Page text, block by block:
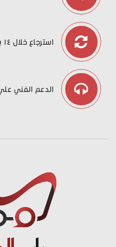
استرجاع خلال ١٤ يوما
الدعم الفني